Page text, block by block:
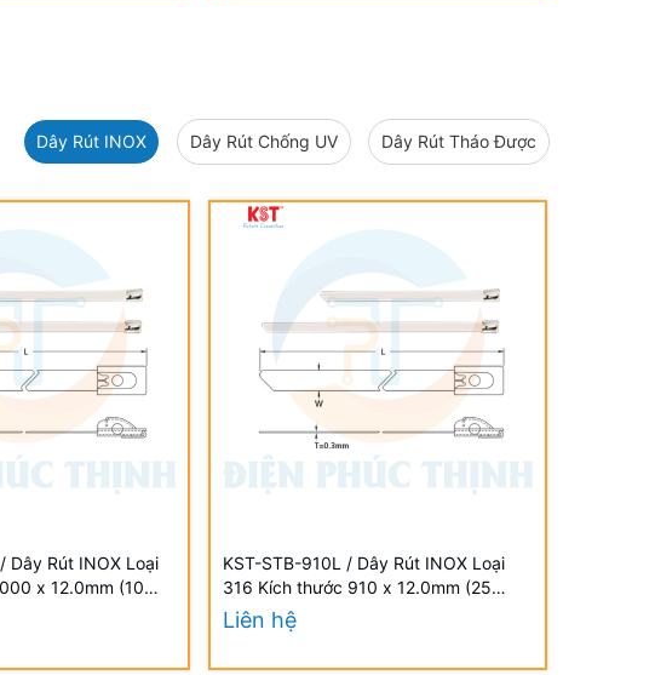
Dây Rút INOX Dây Rút Chống UV Dây Rút Tháo Được
Dây Rút INOX Loại
x 12.0mm (10
STEEL TIES
KST-STB-910L / Dây Rút INOX Loại
316 Kích thước 910 x 12.0mm (25
Cái/Bịch) - STAINLESS STEEL TIES
Liên hệ